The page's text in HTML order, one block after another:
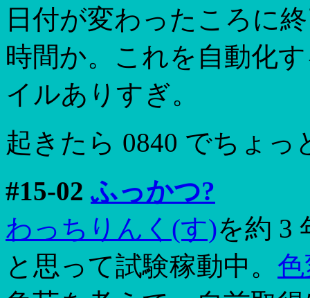
日付が変わったころに
時間か。これを自動化
イルありすぎ。
起きたら 0840 でちょっ
#15-02ふっかつ?
わっちりんく(す)を約 3
と思って試験稼動中。